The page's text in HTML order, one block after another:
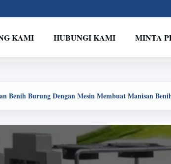
KAMI HUBUNGI KAMI MINTA
Benih Burung Dengan Mesin Membuat Manisan